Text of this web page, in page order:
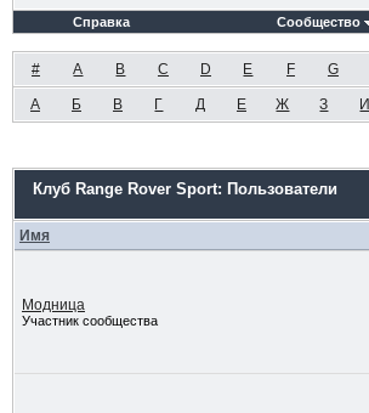
Справка Сообщество
# A B C D E F G
А Б В Г Д Е Ж З И
Клуб Range Rover Sport: Пользователи
Имя
Модница
Участник сообщества